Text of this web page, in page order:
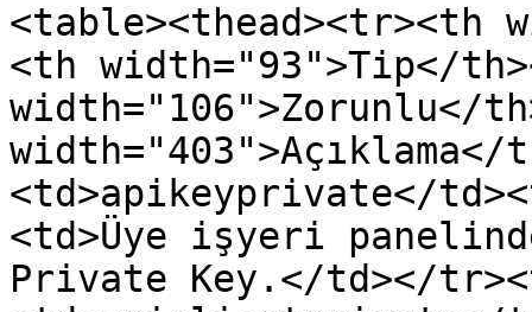
<table><thead><tr><th
<th width="93">Tip</
width="106">Zorunlu</
<td>apikeyprivate</
<td>Üye işyeri
Private Key.</td></